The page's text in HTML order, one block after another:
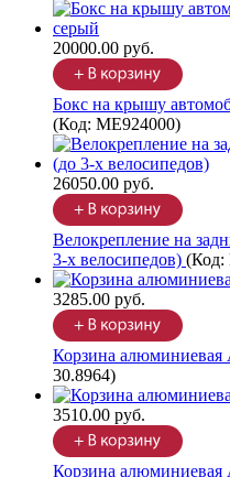
20000.00 руб.
Бокс на крышу
(Код: ME924000)
26050.00 руб.
Велокрепление на
3-х велосипедов) (Код:
3285.00 руб.
Корзина алюминиевая
30.8964)
3510.00 руб.
Корзина алюминиевая